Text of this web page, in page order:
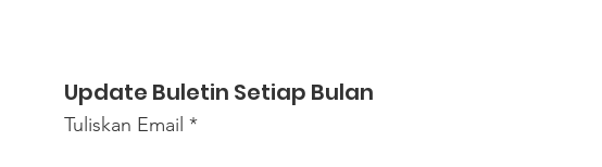
Update Buletin Setiap Bulan
Tuliskan Email